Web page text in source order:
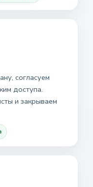
согласуем
доступа.
и закрываем